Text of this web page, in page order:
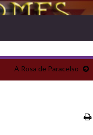
A Rosa de Paracelso